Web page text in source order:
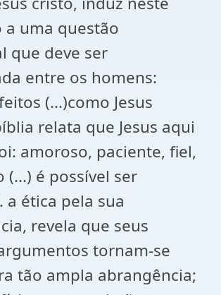
uma questão
que deve ser
entre os homens:
(...)como Jesus
relata que Jesus aqui
amoroso, paciente, fiel,
(...) é possível ser
a ética pela sua
revela que seus
tornam-se
tão ampla abrangência;